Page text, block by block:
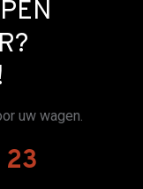
uw wagen.